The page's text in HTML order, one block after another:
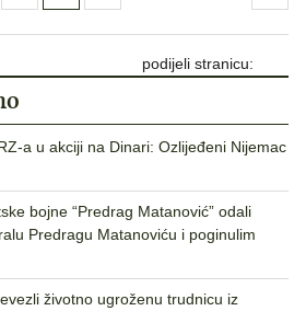
podijeli stranicu:
a u akciji na Dinari: Ozlijeđeni Nijemac
bojne “Predrag Matanović” odali
Predragu Matanoviću i poginulim
životno ugroženu trudnicu iz